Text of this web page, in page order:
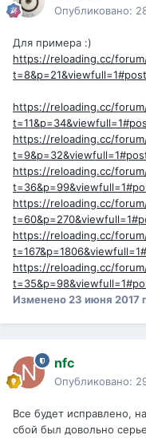
Опубликовано:
Для примера :)
https://reloading.cc/
https://reloading.cc/
https://reloading.cc/
https://reloading.cc/
https://reloading.cc/
https://reloading.cc/
https://reloading.cc/
Изменено23 июня 2017
nfc
Опубликовано:
Все будет исправлено,
сбой был довольно